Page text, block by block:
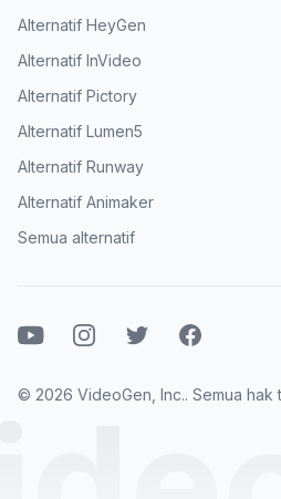
Alternatif HeyGen
Alternatif InVideo
Alternatif Pictory
Alternatif Lumen5
Alternatif Runway
Alternatif Animaker
Semua alternatif
YoutubeInstagramTwitterFacebook
© 2026 VideoGen, Inc.. Semua hak